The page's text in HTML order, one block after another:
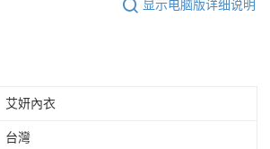
显示电脑版详细说明
艾妍內衣
台灣